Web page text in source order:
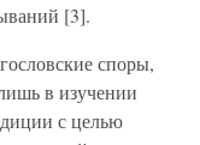
[3].
споры,
в изучении
с целью